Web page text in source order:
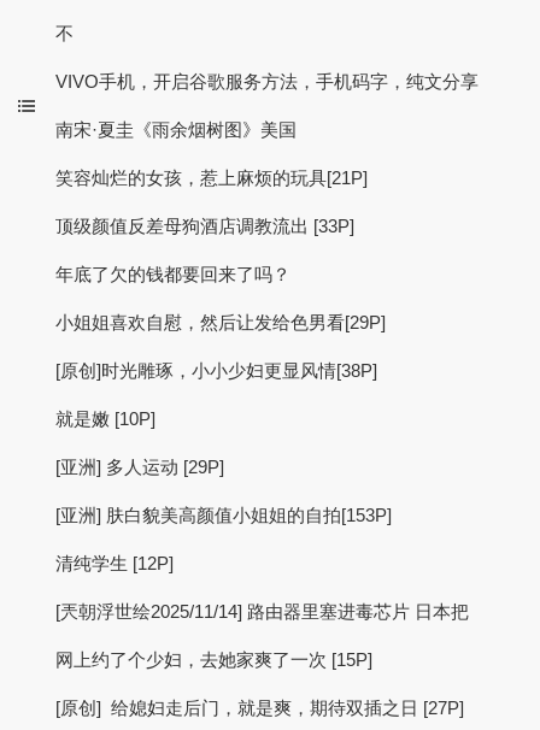
不
VIVO手机，开启谷歌服务方法，手机码字，纯文分享
南宋·夏圭《雨余烟树图》美国
笑容灿烂的女孩，惹上麻烦的玩具[21P]
顶级颜值反差母狗酒店调教流出 [33P]
年底了欠的钱都要回来了吗？
小姐姐喜欢自慰，然后让发给色男看[29P]
[原创]时光雕琢，小小少妇更显风情[38P]
就是嫩 [10P]
[亚洲] 多人运动 [29P]
[亚洲] 肤白貌美高颜值小姐姐的自拍[153P]
清纯学生 [12P]
[兲朝浮世绘2025/11/14] 路由器里塞进毒芯片 日本把
网上约了个少妇，去她家爽了一次 [15P]
[原创] 给媳妇走后门，就是爽，期待双插之日 [27P]